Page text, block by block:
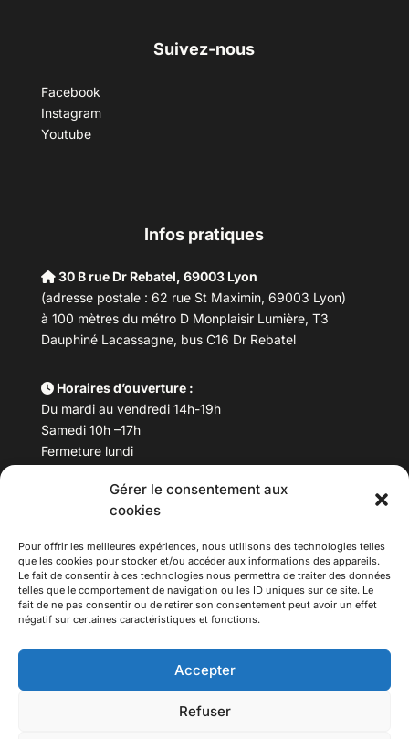
Gérer le consentement aux
cookies
Pour offrir les meilleures expériences, nous utilisons des technologies telles
que les cookies pour stocker et/ou accéder aux informations des appareils.
Le fait de consentir à ces technologies nous permettra de traiter des données
telles que le comportement de navigation ou les ID uniques sur ce site. Le
fait de ne pas consentir ou de retirer son consentement peut avoir un effet
négatif sur certaines caractéristiques et fonctions.
Accepter
Refuser
Suivez-nous
Facebook
Instagram
Youtube
Infos pratiques
30 B rue Dr Rebatel, 69003 Lyon
(adresse postale : 62 rue St Maximin, 69003 Lyon)
à 100 mètres du métro D Monplaisir Lumière, T3
Dauphiné Lacassagne, bus C16 Dr Rebatel
Horaires d’ouverture :
Du mardi au vendredi 14h-19h
Samedi 10h –17h
Fermeture lundi
Téléphone : 04 78 53 06 40
maisondesculturesasiatiques@asiexpo.com